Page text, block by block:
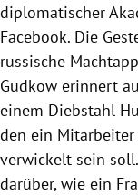
diplomatischer
Facebook. Die
russische
Gudkow erinnert
einem Diebstahl
den ein Mitarbeiter
verwickelt sein
darüber, wie ein